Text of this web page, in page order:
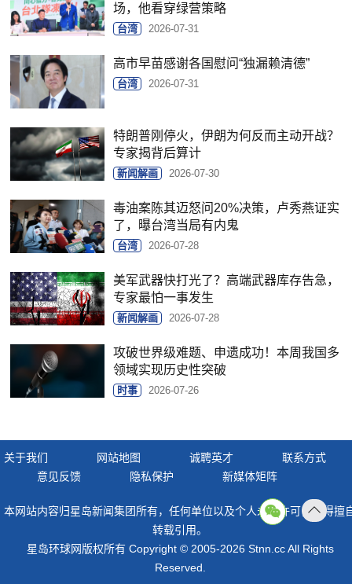
场，他看穿绿营策略
台湾 2026-07-31
高市早苗感谢各国慰问“独漏赖清德”
台湾 2026-07-31
特朗普刚停火，伊朗为何反而主动开战？
专家揭背后算计
新闻解画 2026-07-30
毒油案陈其迈怒问20%决策，卢秀燕证实
了，曝台湾当局有内鬼
台湾 2026-07-28
美军武器快打光了？高端武器库存告急，
专家最怕一事发生
新闻解画 2026-07-28
攻破世界级难题、申遗成功！本周我国多
领域实现历史性突破
时事 2026-07-26
关于我们 网站地图 诚聘英才
联系方式
意见反馈
隐私保护 新媒体矩阵
本网站内容归星岛新闻集团所有，任何单位以及个人未经许可，不得擅
转载引用。
星岛环球网版权所有 Copyright © 2005-2026 Stnn.cc All Rights
Reserved.
顶部